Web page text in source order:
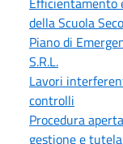
della Scuola
Piano di
S.R.L.
Lavori
controlli
Procedura
gestione e